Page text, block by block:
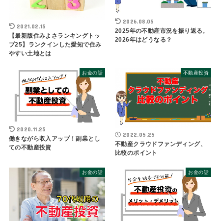
2021.02.15
【最新版住みよさランキングトッ
プ25】ランクインした愛知で住み
やすい土地とは
2026.08.05
2025年の不動産市況を振り返る。
2026年はどうなる？
お金の話
2020.11.25
働きながら収入アップ！副業とし
ての不動産投資
不動産投資
2022.05.25
不動産クラウドファンディング、
比較のポイント
お金の話 お金の話